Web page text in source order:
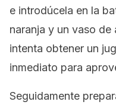
e introdúcela en la
naranja y un vaso
intenta obtener un
inmediato para
Seguidamente